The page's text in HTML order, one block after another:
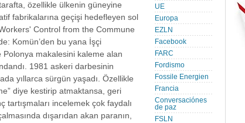
özellikle ülkenin güneyine
fabrikalarına geçişi hedefleyen sol
Control from the Commune
Komün’den bu yana İşçi
makalesini kaleme alan
1981 askeri darbesinin
yıllarca sürgün yaşadı. Özellikle
diye kestirip atmaktansa, geri
incelemek çok faydalı
dışarıdan akan paranın,
UE
Europa
EZLN
Facebook
FARC
Fordismo
Fossile Energien
Francia
Conversaciónes
de paz
FSLN